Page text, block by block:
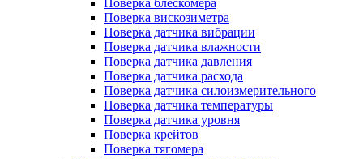
Поверка блескомера
Поверка вискозиметра
Поверка датчика вибрации
Поверка датчика влажности
Поверка датчика давления
Поверка датчика расхода
Поверка датчика силоизмерительного
Поверка датчика температуры
Поверка датчика уровня
Поверка крейтов
Поверка тягомера